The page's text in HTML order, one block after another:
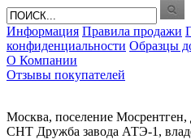
Информация Правила продажи
конфиденциальности Образцы
О Компании
Отзывы покупателей
Москва, поселение Мосрентген,
СНТ Дружба завода АТЭ-1,